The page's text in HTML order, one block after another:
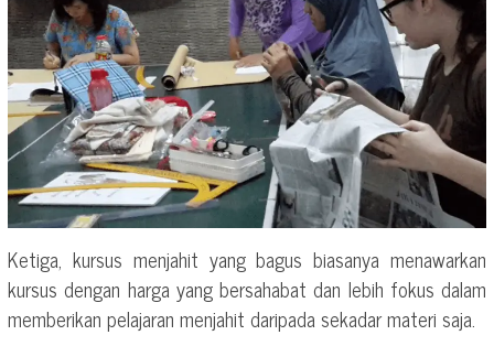
Ketiga, kursus menjahit yang bagus biasanya menawarkan
kursus dengan harga yang bersahabat dan lebih fokus dalam
memberikan pelajaran menjahit daripada sekadar materi saja.